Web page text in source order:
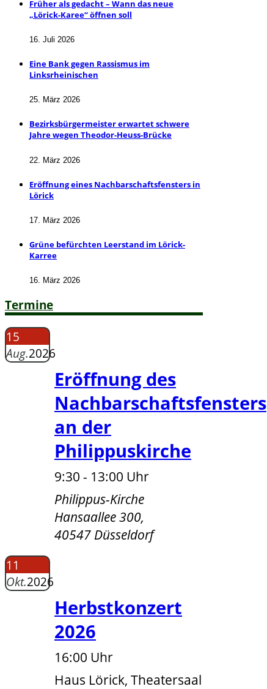
Früher als gedacht – Wann das neue
„Lörick-Karee“ öffnen soll
16. Juli 2026
Eine Bank gegen Rassismus im
Linksrheinischen
25. März 2026
Bezirksbürgermeister erwartet schwere
Jahre wegen Theodor-Heuss-Brücke
22. März 2026
Eröffnung eines Nachbarschaftsfensters in
Lörick
17. März 2026
Grüne befürchten Leerstand im Lörick-
Karree
16. März 2026
Termine
15
Aug.2026
Eröffnung des
Nachbarschaftsfensters
an der
Philippuskirche
9:30 - 13:00 Uhr
Philippus-Kirche
Hansaallee 300,
40547 Düsseldorf
11
Okt.2026
Herbstkonzert
2026
16:00 Uhr
Haus Lörick, Theatersaal